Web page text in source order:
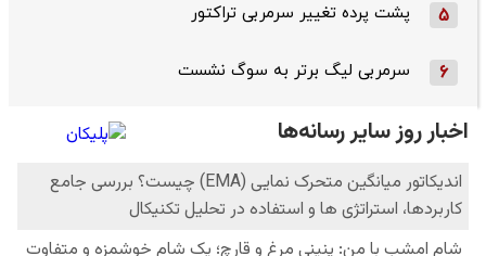
5 پشت پرده تغییر سرمربی تراکتور
6 سرمربی لیگ برتر به سوگ نشست